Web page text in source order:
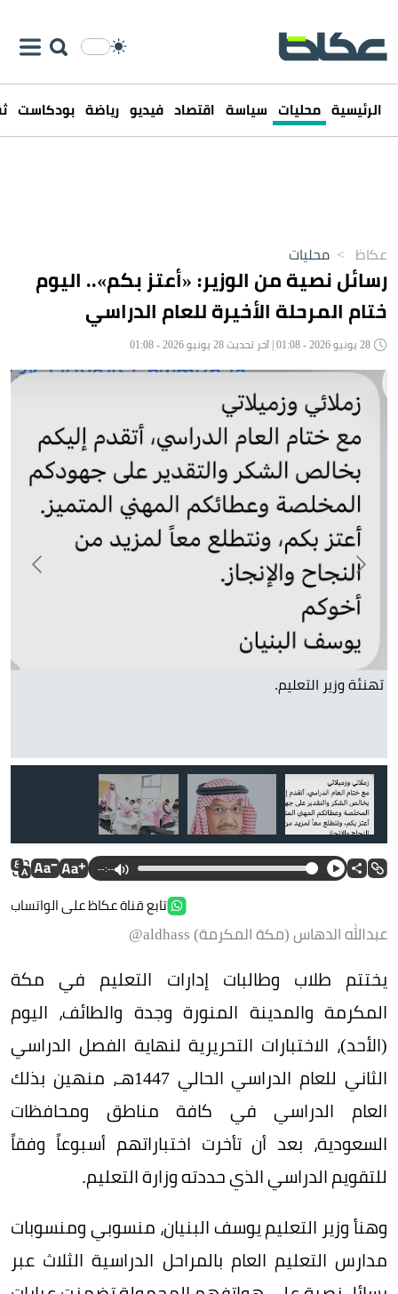
الرئيسية محليات سياسة اقتصاد فيديو رياضة بودكاست
عكاظ > محليات
رسائل نصية من الوزير: «أعتز بكم».. اليوم
ختام المرحلة الأخيرة للعام الدراسي
--:--
تابع قناة عكاظ على الواتساب
عبدالله الدهاس (مكة المكرمة) aldhass@
يختتم طلاب وطالبات إدارات التعليم في مكة
المكرمة والمدينة المنورة وجدة والطائف، اليوم
(الأحد)، الاختبارات التحريرية لنهاية الفصل الدراسي
الثاني للعام الدراسي الحالي 1447هـ، منهين بذلك
العام الدراسي في كافة مناطق ومحافظات
السعودية، بعد أن تأخرت اختباراتهم أسبوعاً وفقاً
للتقويم الدراسي الذي حددته وزارة التعليم.
وهنأ وزير التعليم يوسف البنيان، منسوبي ومنسوبات
مدارس التعليم العام بالمراحل الدراسية الثلاث عبر